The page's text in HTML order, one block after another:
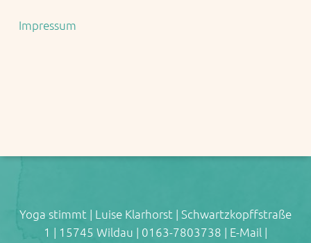
Impressum
Yoga stimmt | Luise Klarhorst | Schwartzkopffstraße
1 | 15745 Wildau | 0163-7803738 | E-Mail |